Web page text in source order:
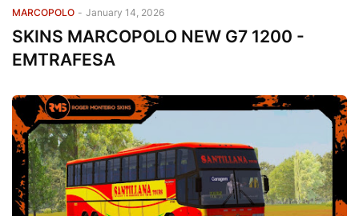
MARCOPOLO - January 14, 2026
SKINS MARCOPOLO NEW G7 1200 -
EMTRAFESA